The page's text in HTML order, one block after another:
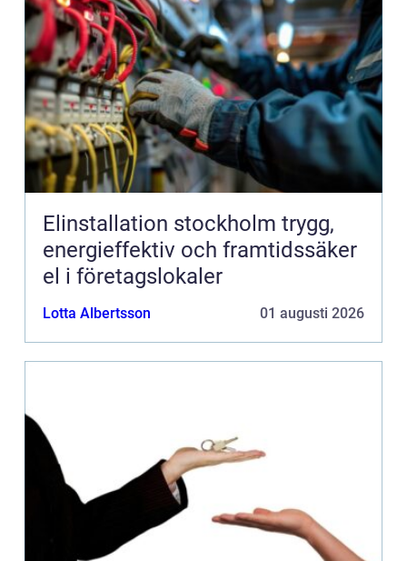
Elinstallation stockholm trygg,
energieffektiv och framtidssäker
el i företagslokaler
Lotta Albertsson 01 augusti 2026